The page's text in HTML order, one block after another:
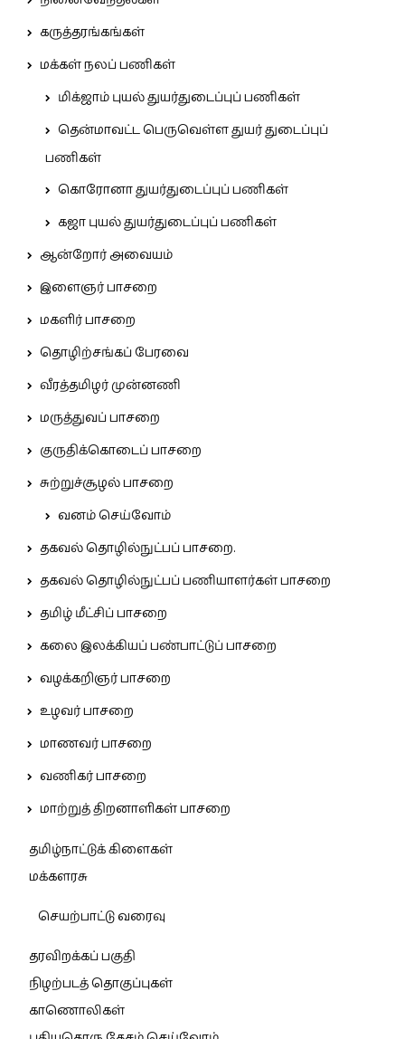
கருத்தரங்கங்கள்
மக்கள் நலப் பணிகள்
மிக்ஜாம் புயல் துயர்துடைப்புப் பணிகள்
தென்மாவட்ட பெருவெள்ள துயர் துடைப்புப்
பணிகள்
கொரோனா துயர்துடைப்புப் பணிகள்
கஜா புயல் துயர்துடைப்புப் பணிகள்
ஆன்றோர் அவையம்
இளைஞர் பாசறை
மகளிர் பாசறை
தொழிற்சங்கப் பேரவை
வீரத்தமிழர் முன்னணி
மருத்துவப் பாசறை
குருதிக்கொடைப் பாசறை
சுற்றுச்சூழல் பாசறை
வனம் செய்வோம்
தகவல் தொழில்நுட்பப் பாசறை.
தகவல் தொழில்நுட்பப் பணியாளர்கள் பாசறை
தமிழ் மீட்சிப் பாசறை
கலை இலக்கியப் பண்பாட்டுப் பாசறை
வழக்கறிஞர் பாசறை
உழவர் பாசறை
மாணவர் பாசறை
வணிகர் பாசறை
மாற்றுத் திறனாளிகள் பாசறை
தமிழ்நாட்டுக் கிளைகள்
மக்களரசு
செயற்பாட்டு வரைவு
தரவிறக்கப் பகுதி
நிழற்படத் தொகுப்புகள்
காணொலிகள்